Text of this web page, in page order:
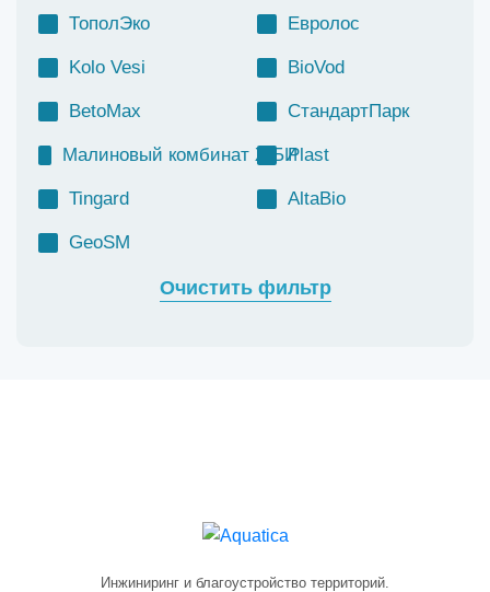
ТополЭко Евролос
Kolo Vesi BioVod
BetoMax СтандартПарк
Малиновый комбинат ЖБИPlast
Tingard AltaBio
GeoSM
Очистить фильтр
Инжиниринг и благоустройство территорий.